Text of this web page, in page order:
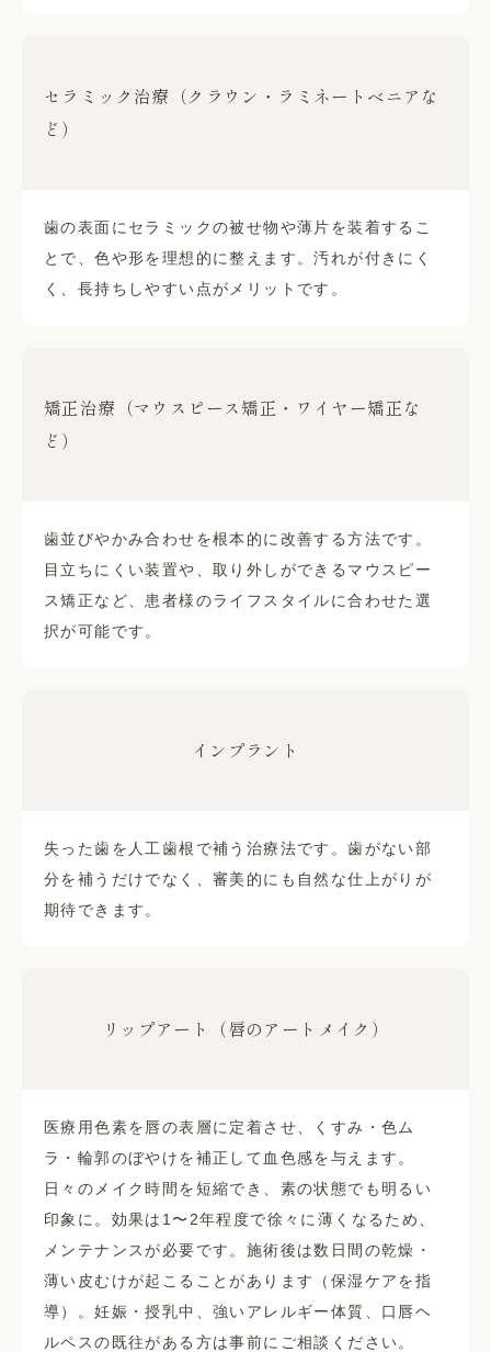
セラミック治療（クラウン・ラミネートベニアな
ど）
歯の表面にセラミックの被せ物や薄片を装着するこ
とで、色や形を理想的に整えます。汚れが付きにく
く、長持ちしやすい点がメリットです。
矯正治療（マウスピース矯正・ワイヤー矯正な
ど）
歯並びやかみ合わせを根本的に改善する方法です。
目立ちにくい装置や、取り外しができるマウスピー
ス矯正など、患者様のライフスタイルに合わせた選
択が可能です。
インプラント
失った歯を人工歯根で補う治療法です。歯がない部
分を補うだけでなく、審美的にも自然な仕上がりが
期待できます。
リップアート（唇のアートメイク）
医療用色素を唇の表層に定着させ、くすみ・色ム
ラ・輪郭のぼやけを補正して血色感を与えます。
日々のメイク時間を短縮でき、素の状態でも明るい
印象に。効果は1〜2年程度で徐々に薄くなるため、
メンテナンスが必要です。施術後は数日間の乾燥・
薄い皮むけが起こることがあります（保湿ケアを指
導）。妊娠・授乳中、強いアレルギー体質、口唇ヘ
ルペスの既往がある方は事前にご相談ください。